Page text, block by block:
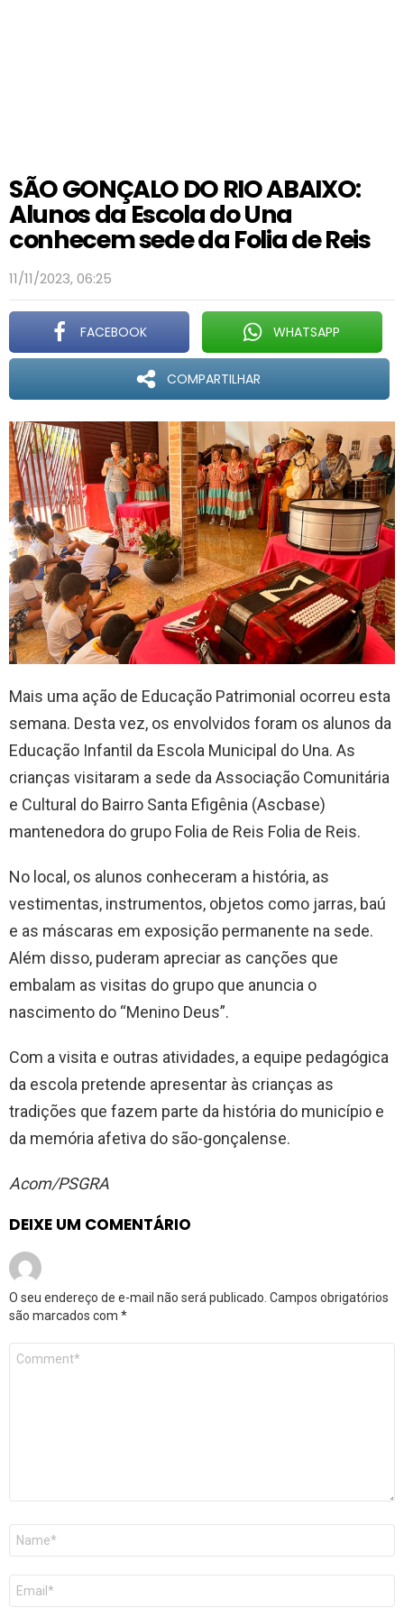
SÃO GONÇALO DO RIO ABAIXO:
Alunos da Escola do Una
conhecem sede da Folia de Reis
11/11/2023, 06:25
FACEBOOK WHATSAPP
COMPARTILHAR
Mais uma ação de Educação Patrimonial ocorreu esta
semana. Desta vez, os envolvidos foram os alunos da
Educação Infantil da Escola Municipal do Una. As
crianças visitaram a sede da Associação Comunitária
e Cultural do Bairro Santa Efigênia (Ascbase)
mantenedora do grupo Folia de Reis Folia de Reis.
No local, os alunos conheceram a história, as
vestimentas, instrumentos, objetos como jarras, baú
e as máscaras em exposição permanente na sede.
Além disso, puderam apreciar as canções que
embalam as visitas do grupo que anuncia o
nascimento do “Menino Deus”.
Com a visita e outras atividades, a equipe pedagógica
da escola pretende apresentar às crianças as
tradições que fazem parte da história do município e
da memória afetiva do são-gonçalense.
Acom/PSGRA
DEIXE UM COMENTÁRIO
O seu endereço de e-mail não será publicado. Campos obrigatórios
são marcados com *
Comentário
Nome
E-
mail
*